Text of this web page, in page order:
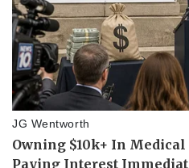
Vụ án
Tin nóng
Tư vấn luật